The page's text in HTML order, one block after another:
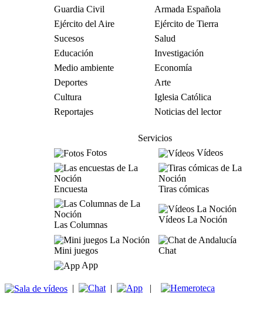
Guardia Civil
Armada Española
Ejército del Aire
Ejército de Tierra
Sucesos
Salud
Educación
Investigación
Medio ambiente
Economía
Deportes
Arte
Cultura
Iglesia Católica
Reportajes
Noticias del lector
Servicios
Fotos
Vídeos
Encuesta Tiras cómicas
Las Columnas
Vídeos La Noción
Mini juegos
Chat
App
| | |